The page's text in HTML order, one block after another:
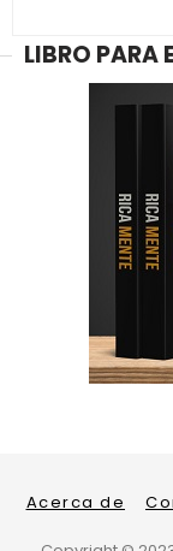
LIBRO PARA
Acerca de